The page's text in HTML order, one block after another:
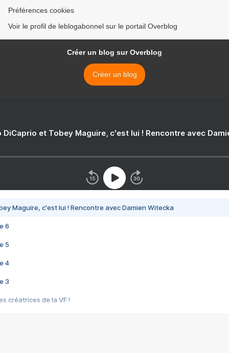
Préférences cookies
Voir le profil de leblogabonnel sur le portail Overblog
Créer un blog sur Overblog
Créer un blog
DiCaprio et Tobey Maguire, c'est lui ! Rencontre avec
Maguire, c'est lui ! Rencontre avec Damien Witecka
6
5
4
3
créatrices de la VF !